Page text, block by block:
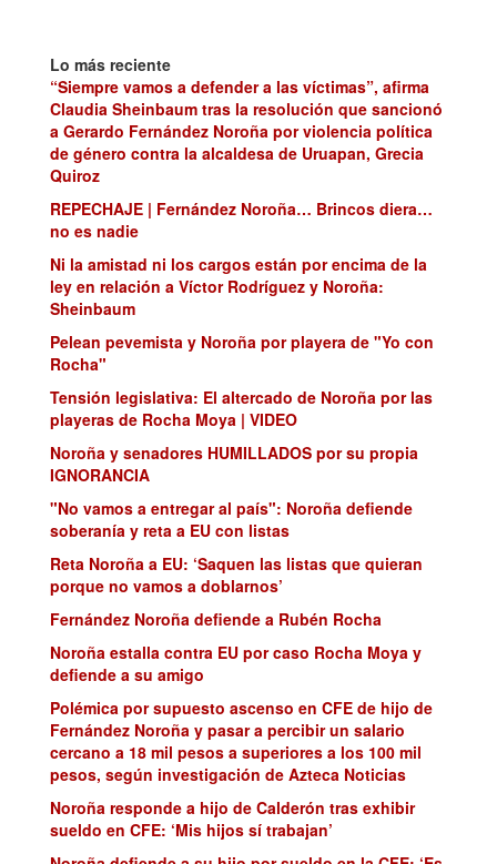
Lo más reciente
“Siempre vamos a defender a las víctimas”, afirma
Claudia Sheinbaum tras la resolución que sancionó
a Gerardo Fernández Noroña por violencia política
de género contra la alcaldesa de Uruapan, Grecia
Quiroz
REPECHAJE | Fernández Noroña… Brincos diera…
no es nadie
Ni la amistad ni los cargos están por encima de la
ley en relación a Víctor Rodríguez y Noroña:
Sheinbaum
Pelean pevemista y Noroña por playera de "Yo con
Rocha"
Tensión legislativa: El altercado de Noroña por las
playeras de Rocha Moya | VIDEO
Noroña y senadores HUMILLADOS por su propia
IGNORANCIA
"No vamos a entregar al país": Noroña defiende
soberanía y reta a EU con listas
Reta Noroña a EU: ‘Saquen las listas que quieran
porque no vamos a doblarnos’
Fernández Noroña defiende a Rubén Rocha
Noroña estalla contra EU por caso Rocha Moya y
defiende a su amigo
Polémica por supuesto ascenso en CFE de hijo de
Fernández Noroña y pasar a percibir un salario
cercano a 18 mil pesos a superiores a los 100 mil
pesos, según investigación de Azteca Noticias
Noroña responde a hijo de Calderón tras exhibir
sueldo en CFE: ‘Mis hijos sí trabajan’